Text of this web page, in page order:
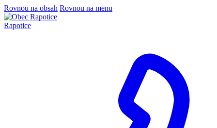
Rovnou na obsah Rovnou na menu
Rapotice